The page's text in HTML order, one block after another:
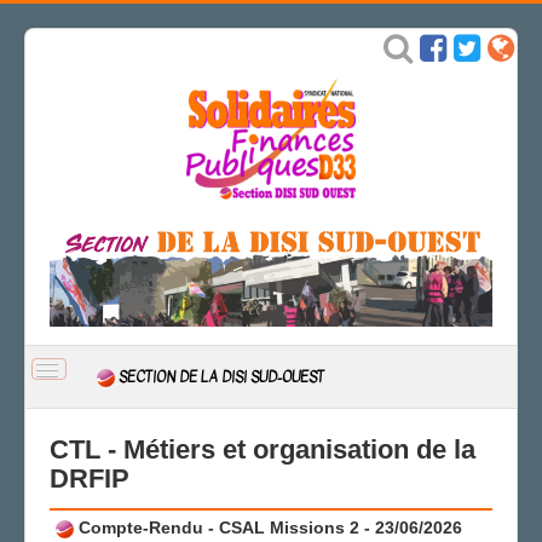
BASCULER
NAVIGATION
SECTION DE LA DISI SUD-OUEST
CAP/Recours
CTL - Métiers et organisation de la
DRFIP
Compte-Rendu - CSAL Missions 2 - 23/06/2026